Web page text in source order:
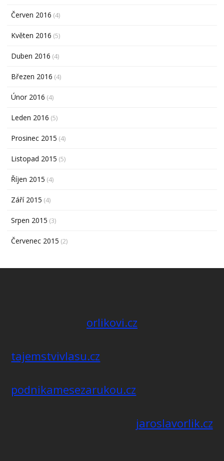
Červen 2016 (4)
Květen 2016 (5)
Duben 2016 (4)
Březen 2016 (4)
Únor 2016 (4)
Leden 2016 (5)
Prosinec 2015 (4)
Listopad 2015 (5)
Říjen 2015 (4)
Září 2015 (4)
Srpen 2015 (3)
Červenec 2015 (2)
orlikovi.cz
tajemstvivlasu.cz
podnikamesezarukou.cz
jaroslavorlik.cz